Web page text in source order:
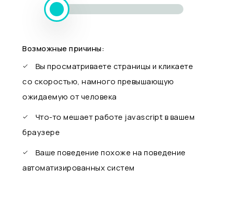
Возможные причины:
Вы просматриваете страницы и кликаете
со скоростью, намного превышающую
ожидаемую от человека
Что-то мешает работе javascript в вашем
браузере
Ваше поведение похоже на поведение
автоматизированных систем